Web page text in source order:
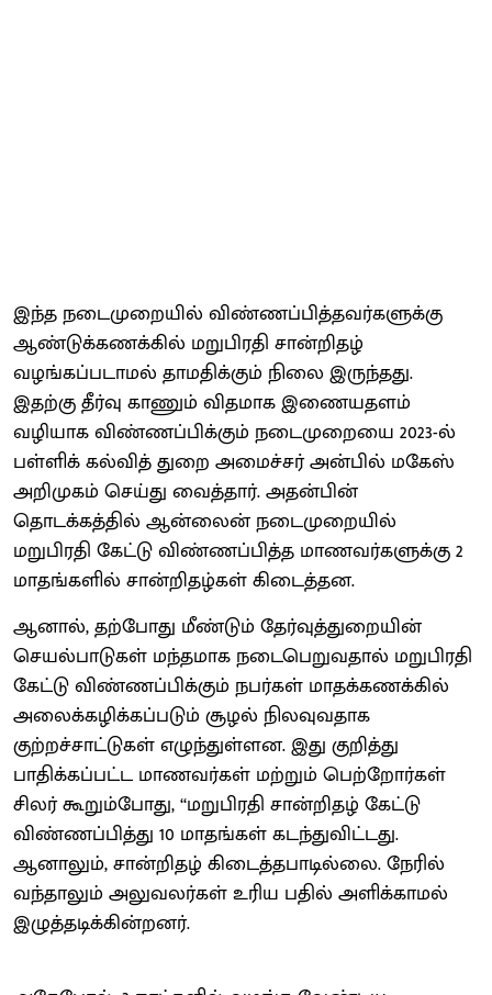
இந்த நடைமுறையில் விண்ணப்பித்தவர்களுக்கு
ஆண்டுக்கணக்கில் மறுபிரதி சான்றிதழ்
வழங்கப்படாமல் தாமதிக்கும் நிலை இருந்தது.
இதற்கு தீர்வு காணும் விதமாக இணையதளம்
வழியாக விண்ணப்பிக்கும் நடைமுறையை 2023-ல்
பள்ளிக் கல்வித் துறை அமைச்சர் அன்பில் மகேஸ்
அறிமுகம் செய்து வைத்தார். அதன்பின்
தொடக்கத்தில் ஆன்லைன் நடைமுறையில்
மறுபிரதி கேட்டு விண்ணப்பித்த மாணவர்களுக்கு 2
மாதங்களில் சான்றிதழ்கள் கிடைத்தன.
ஆனால், தற்போது மீண்டும் தேர்வுத்துறையின்
செயல்பாடுகள் மந்தமாக நடைபெறுவதால் மறுபிரதி
கேட்டு விண்ணப்பிக்கும் நபர்கள் மாதக்கணக்கில்
அலைக்கழிக்கப்படும் சூழல் நிலவுவதாக
குற்றச்சாட்டுகள் எழுந்துள்ளன. இது குறித்து
பாதிக்கப்பட்ட மாணவர்கள் மற்றும் பெற்றோர்கள்
சிலர் கூறும்போது, ‘‘மறுபிரதி சான்றிதழ் கேட்டு
விண்ணப்பித்து 10 மாதங்கள் கடந்துவிட்டது.
ஆனாலும், சான்றிதழ் கிடைத்தபாடில்லை. நேரில்
வந்தாலும் அலுவலர்கள் உரிய பதில் அளிக்காமல்
இழுத்தடிக்கின்றனர்.